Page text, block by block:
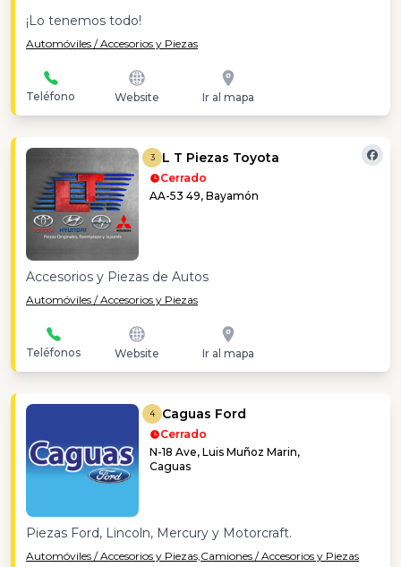
¡Lo tenemos todo!
Automóviles / Accesorios y Piezas
Teléfono Website Ir al mapa
3 L T Piezas Toyota
Cerrado
AA-53 49, Bayamón
Accesorios y Piezas de Autos
Automóviles / Accesorios y Piezas
Teléfonos Website Ir al mapa
4 Caguas Ford
Cerrado
N-18 Ave, Luis Muñoz Marin,
Caguas
Piezas Ford, Lincoln, Mercury y Motorcraft.
Automóviles / Accesorios y Piezas,Camiones / Accesorios y Piezas